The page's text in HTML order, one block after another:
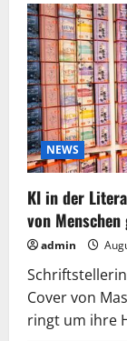
NEWS
KI in der
von
admin
Cover von
ringt um ihre